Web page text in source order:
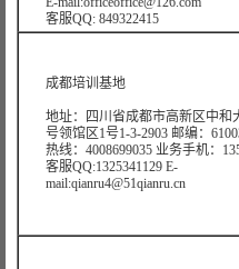
客服QQ: 849322415
成都培训基地
地址：四川省成都市高新区中和
号领馆区1号1-3-2903 邮编：
热线：4008699035 业务手机：
客服QQ:1325341129 E-
mail:qianru4@51qianru.cn